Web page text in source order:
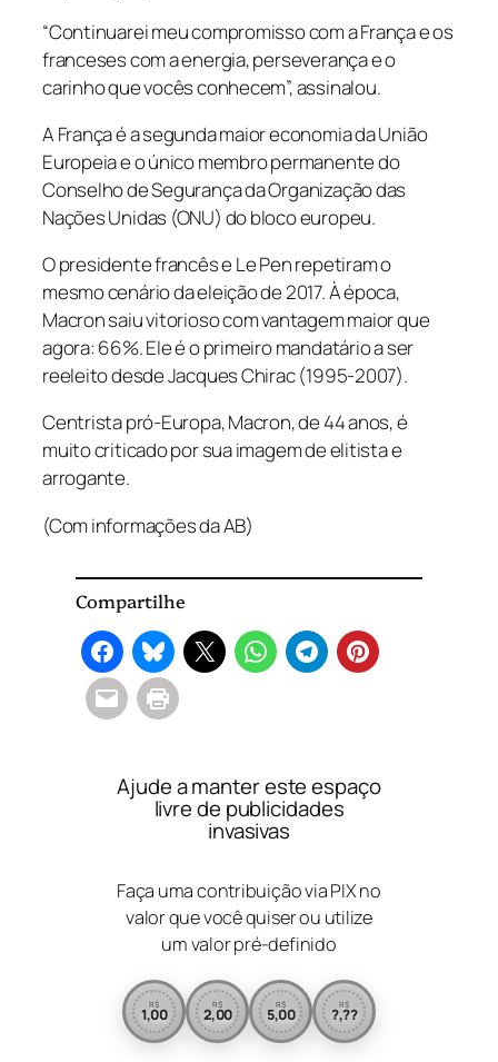
“Continuarei meu compromisso com a França e os
franceses com a energia, perseverança e o
carinho que vocês conhecem”, assinalou.
A França é a segunda maior economia da União
Europeia e o único membro permanente do
Conselho de Segurança da Organização das
Nações Unidas (ONU) do bloco europeu.
O presidente francês e Le Pen repetiram o
mesmo cenário da eleição de 2017. À época,
Macron saiu vitorioso com vantagem maior que
agora: 66%. Ele é o primeiro mandatário a ser
reeleito desde Jacques Chirac (1995-2007).
Centrista pró-Europa, Macron, de 44 anos, é
muito criticado por sua imagem de elitista e
arrogante.
(Com informações da AB)
Compartilhe
Ajude a manter este espaço
livre de publicidades
invasivas
Faça uma contribuição via PIX no
valor que você quiser ou utilize
um valor pré-definido
R$
1,00
R$
2,00
R$
5,00
R$
?,??